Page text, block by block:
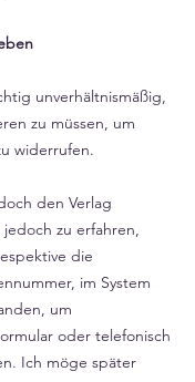
unverhältnismäßig,
zu müssen, um
widerrufen.
den Verlag
zu erfahren,
die
im System
um
oder telefonisch
Ich möge später